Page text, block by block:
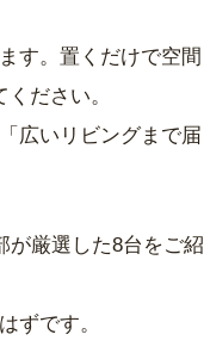
す。置くだけで空間
ださい。
広いリビングまで届
が厳選した8台をご紹
ずです。